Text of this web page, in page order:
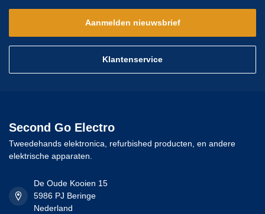
Aanmelden nieuwsbrief
Klantenservice
Second Go Electro
Tweedehands elektronica, refurbished producten, en andere
elektrische apparaten.
De Oude Kooien 15
5986 PJ Beringe
Nederland